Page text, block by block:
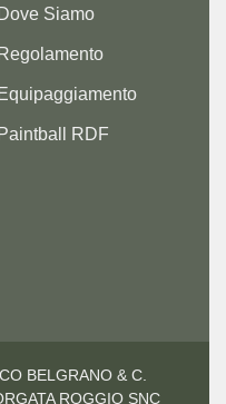
Dove Siamo
Regolamento
Equipaggiamento
Paintball RDF
BELGRANO & C.
ROGGIO SNC